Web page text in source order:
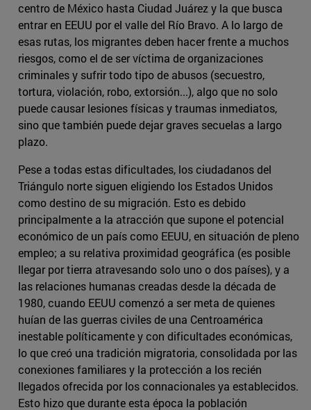
centro de México hasta Ciudad Juárez y la que busca
entrar en EEUU por el valle del Río Bravo. A lo largo de
esas rutas, los migrantes deben hacer frente a muchos
riesgos, como el de ser víctima de organizaciones
criminales y sufrir todo tipo de abusos (secuestro,
tortura, violación, robo, extorsión...), algo que no solo
puede causar lesiones físicas y traumas inmediatos,
sino que también puede dejar graves secuelas a largo
plazo.
Pese a todas estas dificultades, los ciudadanos del
Triángulo norte siguen eligiendo los Estados Unidos
como destino de su migración. Esto es debido
principalmente a la atracción que supone el potencial
económico de un país como EEUU, en situación de pleno
empleo; a su relativa proximidad geográfica (es posible
llegar por tierra atravesando solo uno o dos países), y a
las relaciones humanas creadas desde la década de
1980, cuando EEUU comenzó a ser meta de quienes
huían de las guerras civiles de una Centroamérica
inestable políticamente y con dificultades económicas,
lo que creó una tradición migratoria, consolidada por las
conexiones familiares y la protección a los recién
llegados ofrecida por los connacionales ya establecidos.
Esto hizo que durante esta época la población